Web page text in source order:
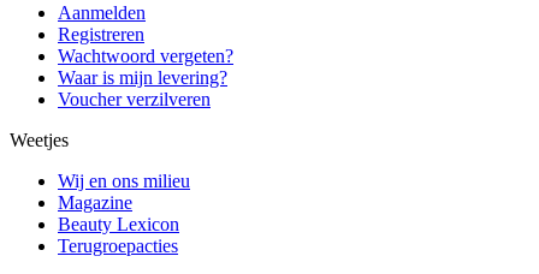
Aanmelden
Registreren
Wachtwoord vergeten?
Waar is mijn levering?
Voucher verzilveren
Weetjes
Wij en ons milieu
Magazine
Beauty Lexicon
Terugroepacties